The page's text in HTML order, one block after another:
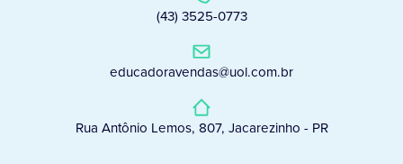
(43) 3525-0773
educadoravendas@uol.com.br
Rua Antônio Lemos, 807, Jacarezinho - PR